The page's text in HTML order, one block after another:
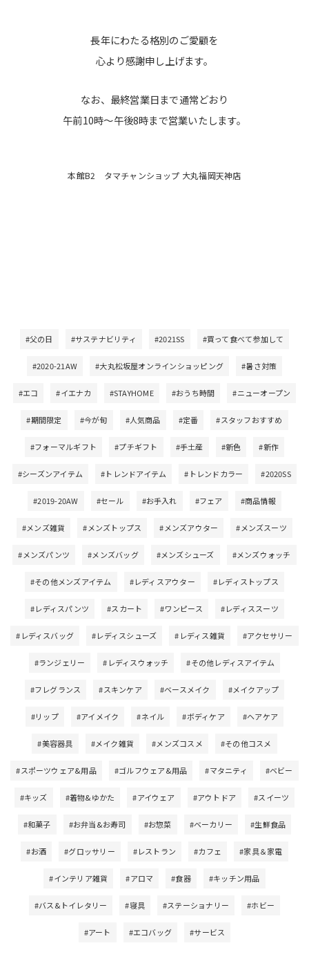
長年にわたる格別のご愛顧を
心より感謝申し上げます。
なお、最終営業日まで通常どおり
午前10時～午後8時まで営業いたします。
本館B2 タマチャンショップ 大丸福岡天神店
#父の日 #サステナビリティ #2021SS #買って食べて参加して
#2020-21AW #大丸松坂屋オンラインショッピング #暑さ対策
#エコ #イエナカ #STAYHOME #おうち時間 #ニューオープン
#期間限定 #今が旬 #人気商品 #定番 #スタッフおすすめ
#フォーマルギフト #プチギフト #手土産 #新色 #新作
#シーズンアイテム #トレンドアイテム #トレンドカラー #2020SS
#2019-20AW #セール #お手入れ #フェア #商品情報
#メンズ雑貨 #メンズトップス #メンズアウター #メンズスーツ
#メンズパンツ #メンズバッグ #メンズシューズ #メンズウォッチ
#その他メンズアイテム #レディスアウター #レディストップス
#レディスパンツ #スカート #ワンピース #レディススーツ
#レディスバッグ #レディスシューズ #レディス雑貨 #アクセサリー
#ランジェリー #レディスウォッチ #その他レディスアイテム
#フレグランス #スキンケア #ベースメイク #メイクアップ
#リップ #アイメイク #ネイル #ボディケア #ヘアケア
#美容器具 #メイク雑貨 #メンズコスメ #その他コスメ
#スポーツウェア&用品 #ゴルフウェア&用品 #マタニティ #ベビー
#キッズ #着物&ゆかた #アイウェア #アウトドア #スイーツ
#和菓子 #お弁当&お寿司 #お惣菜 #ベーカリー #生鮮食品
#お酒 #グロッサリー #レストラン #カフェ #家具＆家電
#インテリア雑貨 #アロマ #食器 #キッチン用品
#バス&トイレタリー #寝具 #ステーショナリー #ホビー
#アート #エコバッグ #サービス